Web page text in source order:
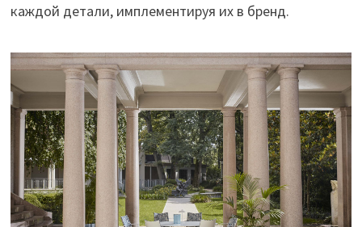
каждой детали, имплементируя их в бренд.